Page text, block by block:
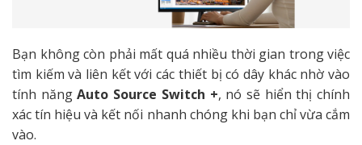
Bạn không còn phải mất quá nhiều thời gian trong việc
tìm kiếm và liên kết với các thiết bị có dây khác nhờ vào
tính năngAuto Source Switch +, nó sẽ hiển thị chính
xác tín hiệu và kết nối nhanh chóng khi bạn chỉ vừa cắm
vào.